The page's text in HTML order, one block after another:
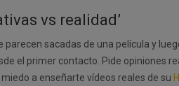
vs realidad’
sacadas de una película y
el primer contacto. Pide opiniones
a enseñarte vídeos reales de su